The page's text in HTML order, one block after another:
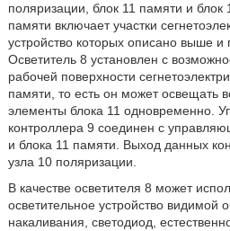
поляризации, блок 11 памяти и блок
памяти включает участки
устройство которых описано выше и
Осветитель 8 установлен с
рабочей поверхности
памяти, то есть он может освещать
элементы блока 11 одновременно.
контроллера 9 соединен с
и блока 11 памяти. Выход данных
узла 10 поляризации.
В качестве осветителя 8 может
осветительное устройство видимой
накаливания, светодиод,